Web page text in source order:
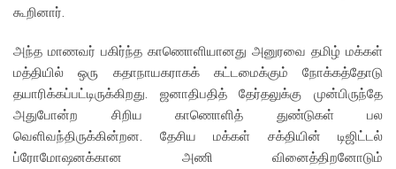
கூறினார்.
அந்த மாணவர் பகிர்ந்த காணொளியானது அனுரவை தமிழ் மக்கள்
மத்தியில் ஒரு கதாநாயகராகக் கட்டமைக்கும் நோக்கத்தோடு
தயாரிக்கப்பட்டிருக்கிறது. ஜனாதிபதித் தேர்தலுக்கு முன்பிருந்தே
அதுபோன்ற சிறிய காணொளித் துண்டுகள் பல
வெளிவந்திருக்கின்றன. தேசிய மக்கள் சக்தியின் டிஜிட்டல்
ப்ரோமோஷனக்கான அணி வினைத்திறனோடும்